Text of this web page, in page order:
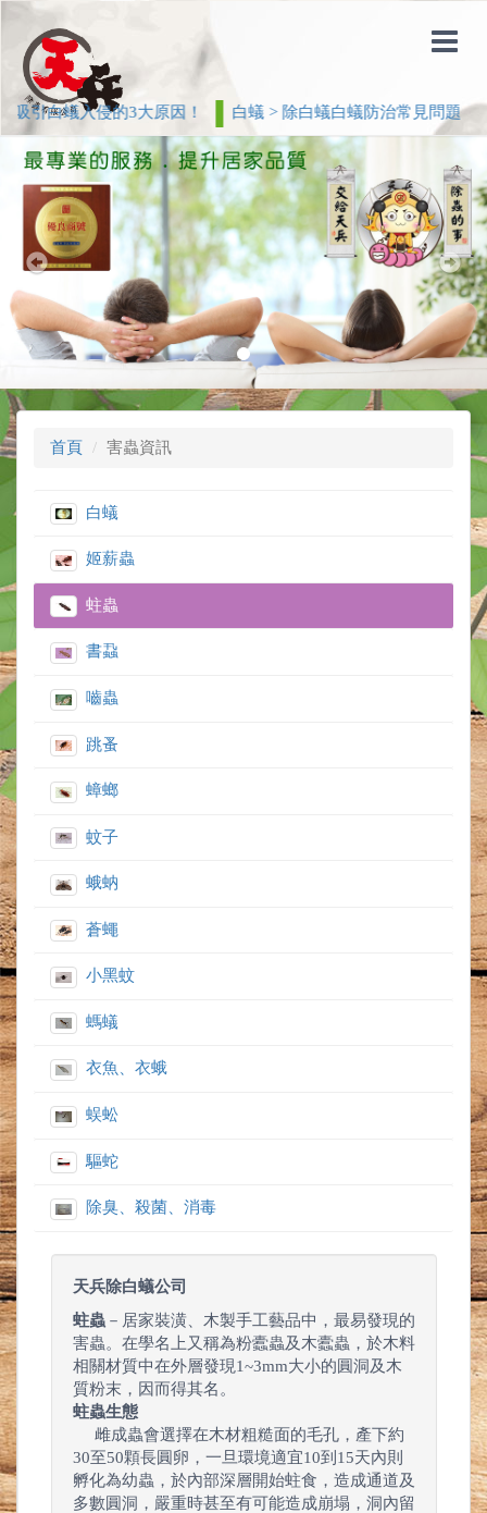
引白蟻入侵的3大原因！ 白蟻 > 除白蟻白蟻防治常見問題
Previous
首頁 害蟲資訊
白蟻
姬薪蟲
蛀蟲
書蝨
嚙蟲
跳蚤
蟑螂
蚊子
蛾蚋
蒼蠅
小黑蚊
螞蟻
衣魚、衣蛾
蜈蚣
驅蛇
除臭、殺菌、消毒
天兵除白蟻公司
蛀蟲 －居家裝潢、木製手工藝品中，最易發現的
害蟲。在學名上又稱為粉蠹蟲及木蠹蟲，於木料
相關材質中在外層發現1~3mm大小的圓洞及木
質粉末，因而得其名。
蛀蟲生態
雌成蟲會選擇在木材粗糙面的毛孔，產下約
30至50顆長圓卵，一旦環境適宜10到15天內則
孵化為幼蟲，於內部深層開始蛀食，造成通道及
多數圓洞，嚴重時甚至有可能造成崩塌，洞內留